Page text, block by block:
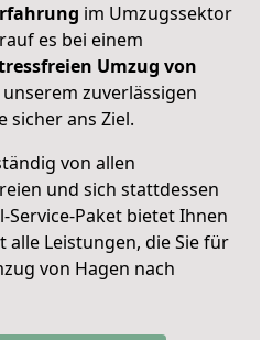
im Umzugssektor
es bei einem
Umzug von
zuverlässigen
sicher ans Ziel.
von allen
und sich stattdessen
Service-Paket bietet Ihnen
alle Leistungen, die Sie für
von Hagen nach